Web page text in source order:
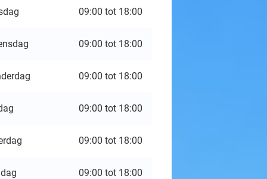
09:00 tot 18:00
09:00 tot 18:00
09:00 tot 18:00
09:00 tot 18:00
09:00 tot 18:00
09:00 tot 18:00